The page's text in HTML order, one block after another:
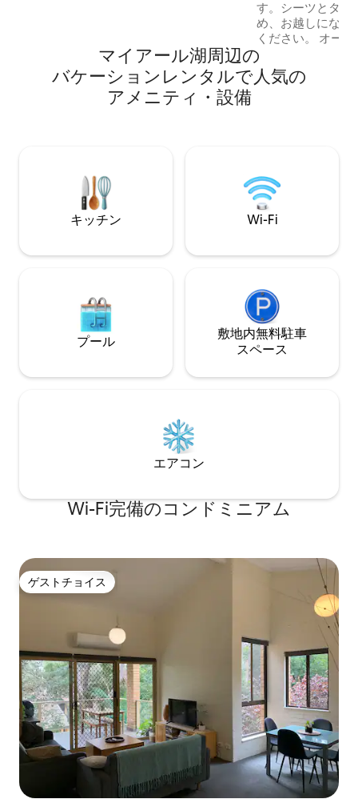
す。シーツとタオ
め、お越しになり
ください。 オーストラリアで最も品質の
高いサーフスポッ
ンビーチの向か
ィ・ブーティ国立
れない体験がお客
す。 高速ブロー
ット。
マイアール湖⁠周⁠辺⁠の
バ⁠ケ⁠ー⁠シ⁠ョ⁠ン⁠レ⁠ン⁠タ⁠ル⁠で人⁠気⁠の
ア⁠メ⁠ニ⁠テ⁠ィ⁠・⁠設⁠備
キッチン Wi-Fi
プール
敷地内無料駐⁠車
ス⁠ペ⁠ー⁠ス
エアコン
Wi-Fi完備のコンドミニアム
ゲストチョイス
ゲストチョイス